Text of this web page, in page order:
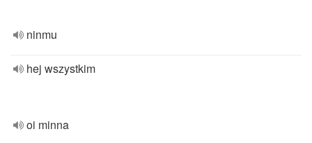
ninmu
hej wszystkim
oi minna